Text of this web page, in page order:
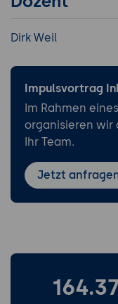
Dirk Weil
Impulsvortrag
Im Rahmen
organisieren wir
Ihr Team.
Jetzt